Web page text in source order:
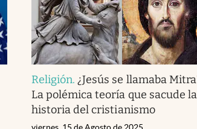
Religión. ¿Jesús se llamaba
La polémica teoría que sacude la
historia del cristianismo
viernes, 15 de Agosto de 2025